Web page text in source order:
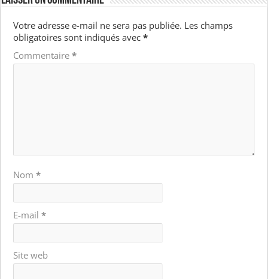
Votre adresse e-mail ne sera pas publiée. Les champs
obligatoires sont indiqués avec*
Commentaire*
Nom*
E-mail*
Site web